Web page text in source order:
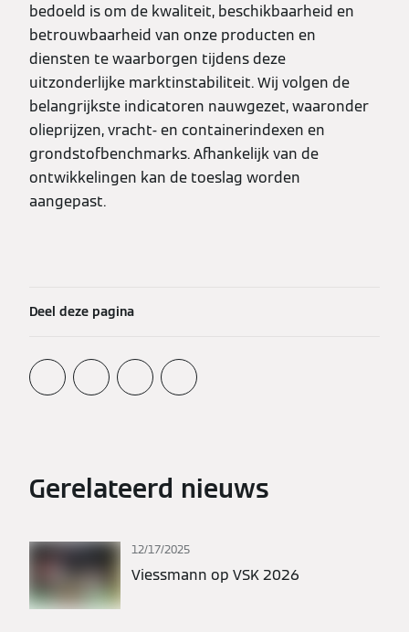
bedoeld is om de kwaliteit, beschikbaarheid en
betrouwbaarheid van onze producten en
diensten te waarborgen tijdens deze
uitzonderlijke marktinstabiliteit. Wij volgen de
belangrijkste indicatoren nauwgezet, waaronder
olieprijzen, vracht- en containerindexen en
grondstofbenchmarks. Afhankelijk van de
ontwikkelingen kan de toeslag worden
aangepast.
Deel deze pagina
Gerelateerd nieuws
12/17/2025
Viessmann op VSK 2026